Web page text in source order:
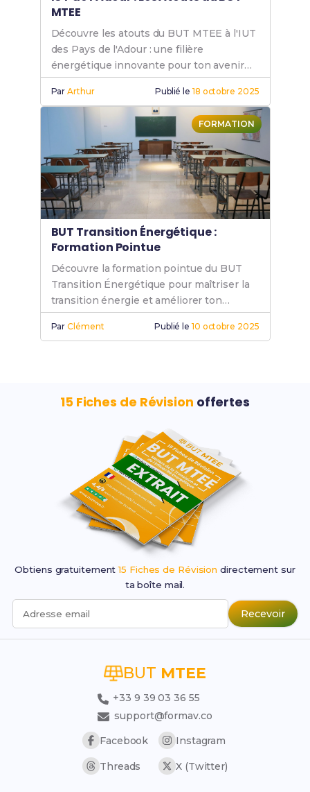
MTEE
Découvre les atouts du BUT MTEE à l'IUT
des Pays de l'Adour : une filière
énergétique innovante pour ton avenir
professionnel.
ParArthur Publié le 18 octobre 2025
FORMATION
BUT Transition Énergétique :
Formation Pointue
Découvre la formation pointue du BUT
Transition Énergétique pour maîtriser la
transition énergie et améliorer ton
efficacité énergétique. Prépare-toi à un
avenir durable.
ParClément Publié le 10 octobre 2025
15 Fiches de Révision offertes
Obtiens gratuitement15 Fiches de Révision directement sur
ta boîte mail.
Adresse email Recevoir
BUT MTEE
+33 9 39 03 36 55
support@formav.co
Facebook
Instagram
Threads X (Twitter)